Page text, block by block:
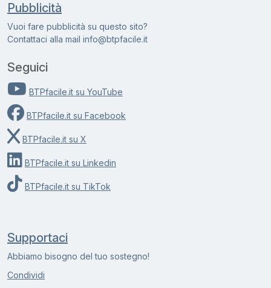
Pubblicità
Vuoi fare pubblicità su questo sito?
Contattaci alla mail info@btpfacile.it
Seguici
BTPfacile.it su YouTube
BTPfacile.it su Facebook
BTPfacile.it su X
BTPfacile.it su Linkedin
BTPfacile.it su TikTok
Supportaci
Abbiamo bisogno del tuo sostegno!
Condividi